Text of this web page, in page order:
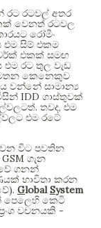
රට රටවල් අතර
වෙනත් රටවල
රෝමිං
එම සිම් එකම
එකක් සමඟ
රට තුල වැඩ
කෙනෙකුව
වන්නේ සාමාන්‍ය
IDD ගාස්තුවක්
. තවද, එම
එම රටේ
වන විට පවතින
GSM ගැන
ගනන්
භාවිතා කරන
). GlobalSystem
පෙලෙහි කෙටි
වචනයකි -